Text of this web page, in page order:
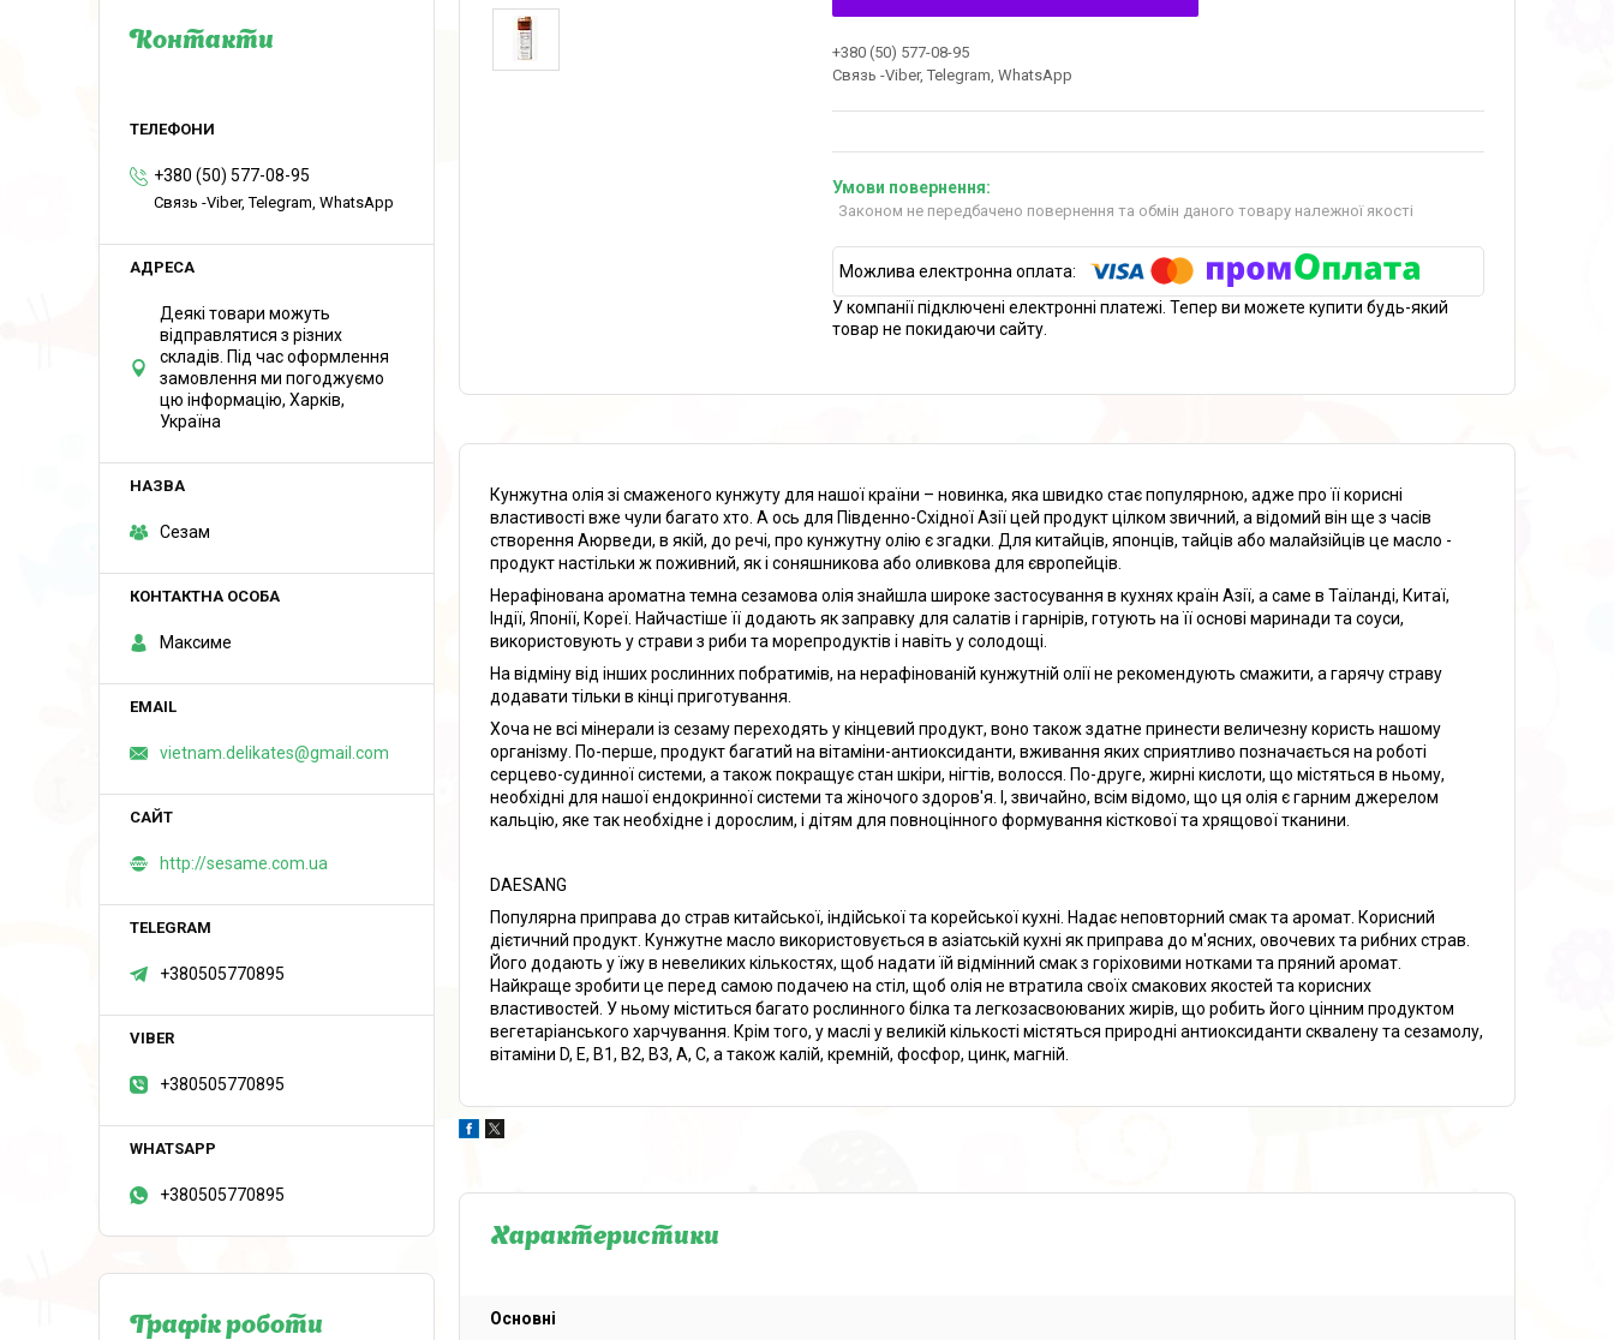
+380 (50) 577-08-95
Связь -Viber, Telegram, WhatsApp
Законом не передбачено повернення та обмін даного товару належної якості
У компанії підключені електронні платежі. Тепер ви можете купити будь-який
товар не покидаючи сайту.
Кунжутна олія зі смаженого кунжуту для нашої країни – новинка, яка швидко стає популярною, адже про її корисні
властивості вже чули багато хто. А ось для Південно-Східної Азії цей продукт цілком звичний, а відомий він ще з часів
створення Аюрведи, в якій, до речі, про кунжутну олію є згадки. Для китайців, японців, тайців або малайзійців це масло -
продукт настільки ж поживний, як і соняшникова або оливкова для європейців.
Нерафінована ароматна темна сезамова олія знайшла широке застосування в кухнях країн Азії, а саме в Таїланді, Китаї,
Індії, Японії, Кореї. Найчастіше її додають як заправку для салатів і гарнірів, готують на її основі маринади та соуси,
використовують у страви з риби та морепродуктів і навіть у солодощі.
На відміну від інших рослинних побратимів, на нерафінованій кунжутній олії не рекомендують смажити, а гарячу страву
додавати тільки в кінці приготування.
Хоча не всі мінерали із сезаму переходять у кінцевий продукт, воно також здатне принести величезну користь нашому
організму. По-перше, продукт багатий на вітаміни-антиоксиданти, вживання яких сприятливо позначається на роботі
серцево-судинної системи, а також покращує стан шкіри, нігтів, волосся. По-друге, жирні кислоти, що містяться в ньому,
необхідні для нашої ендокринної системи та жіночого здоров'я. І, звичайно, всім відомо, що ця олія є гарним джерелом
кальцію, яке так необхідне і дорослим, і дітям для повноцінного формування кісткової та хрящової тканини.
DAESANG
Популярна приправа до страв китайської, індійської та корейської кухні. Надає неповторний смак та аромат. Корисний
дієтичний продукт. Кунжутне масло використовується в азіатській кухні як приправа до м'ясних, овочевих та рибних страв.
Його додають у їжу в невеликих кількостях, щоб надати їй відмінний смак з горіховими нотками та пряний аромат.
Найкраще зробити це перед самою подачею на стіл, щоб олія не втратила своїх смакових якостей та корисних
властивостей. У ньому міститься багато рослинного білка та легкозасвоюваних жирів, що робить його цінним продуктом
вегетаріанського харчування. Крім того, у маслі у великій кількості містяться природні антиоксиданти сквалену та сезамолу,
вітаміни D, E, B1, B2, B3, A, C, а також калій, кремній, фосфор, цинк, магній.
Характеристики
Основні
Контакти
+380 (50) 577-08-95
Связь -Viber, Telegram, WhatsApp
Деякі товари можуть
відправлятися з різних
складів. Під час оформлення
замовлення ми погоджуємо
цю інформацію, Харків,
Україна
Сезам
Максиме
vietnam.delikates@gmail.com
http://sesame.com.ua
+380505770895
+380505770895
+380505770895
Графік роботи